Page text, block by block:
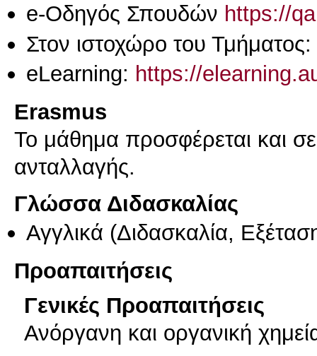
e-Οδηγός Σπουδών https://
Στον ιστοχώρο του Τμήματος:
eLearning: https://
Erasmus
Το μάθημα προσφέρεται και
ανταλλαγής.
Γλώσσα Διδασκαλίας
Αγγλικά (Διδασκαλία,
Προαπαιτήσεις
Γενικές Προαπαιτήσεις
Ανόργανη και οργανική